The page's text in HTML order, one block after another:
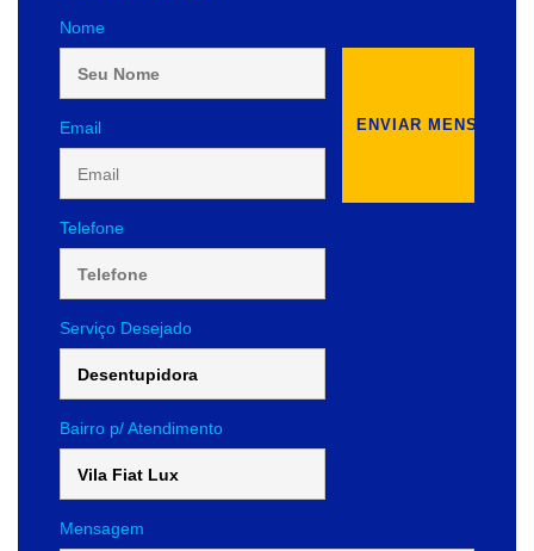
Nome
Email
Telefone
Serviço Desejado
Bairro p/ Atendimento
Mensagem